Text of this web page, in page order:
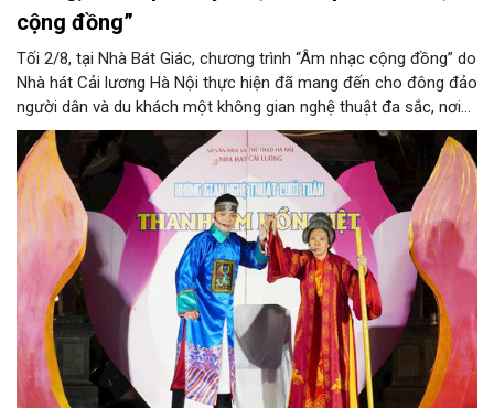
cộng đồng”
Tối 2/8, tại Nhà Bát Giác, chương trình “Âm nhạc cộng đồng” do
Nhà hát Cải lương Hà Nội thực hiện đã mang đến cho đông đảo
người dân và du khách một không gian nghệ thuật đa sắc, nơi
những làn điệu cải lương, ca cổ, tân cổ và các tiết mục múa
hòa quyện trong không gian của phố đi bộ hồ Hoàn Kiếm. Đặc
biệt, chương trình có sự giao lưu của các nghệ sĩ đến từ
phương Nam, góp phần tạo nên cuộc gặp gỡ nghệ thuật giàu
cảm xúc.